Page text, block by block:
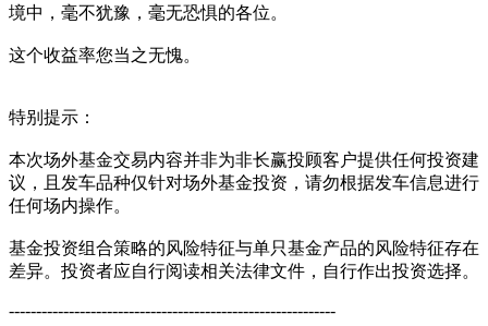
境中，毫不犹豫，毫无恐惧的各位。
这个收益率您当之无愧。
特别提示：
本次场外基金交易内容并非为非长赢投顾客户提供任何投资建
议，且发车品种仅针对场外基金投资，请勿根据发车信息进行
任何场内操作。
基金投资组合策略的风险特征与单只基金产品的风险特征存在
差异。投资者应自行阅读相关法律文件，自行作出投资选择。
------------------------------------------------------------